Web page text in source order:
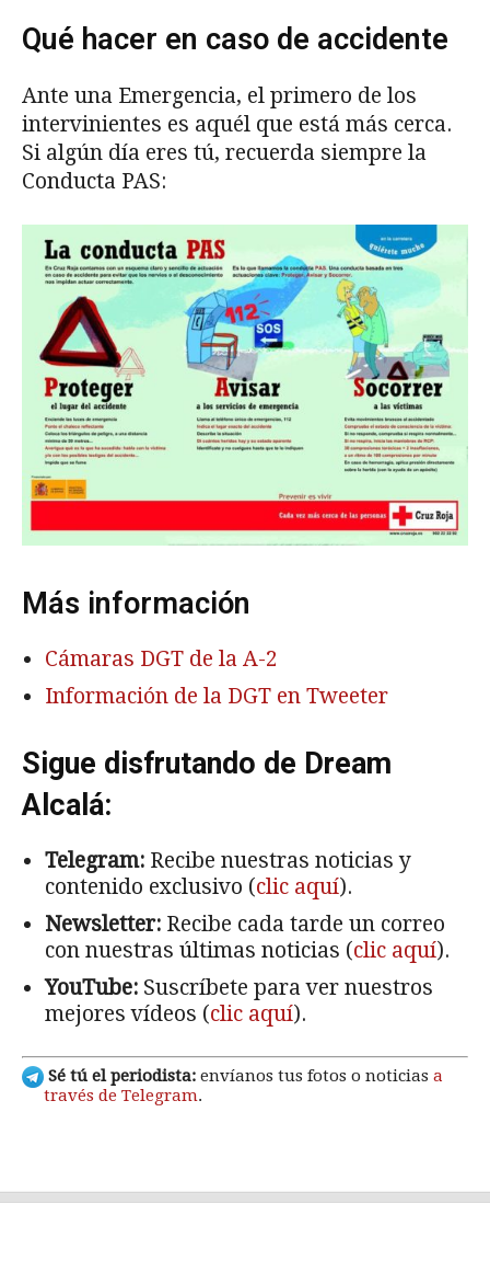
Qué hacer en caso de accidente
Ante una Emergencia, el primero de los
intervinientes es aquél que está más cerca.
Si algún día eres tú, recuerda siempre la
Conducta PAS:
Más información
Cámaras DGT de la A-2
Información de la DGT en Tweeter
Sigue disfrutando de Dream
Alcalá:
Telegram: Recibe nuestras noticias y
contenido exclusivo (clic aquí).
Newsletter: Recibe cada tarde un correo
con nuestras últimas noticias (clic aquí).
YouTube: Suscríbete para ver nuestros
mejores vídeos (clic aquí).
Sé tú el periodista: envíanos tus fotos o noticias a
través de Telegram.